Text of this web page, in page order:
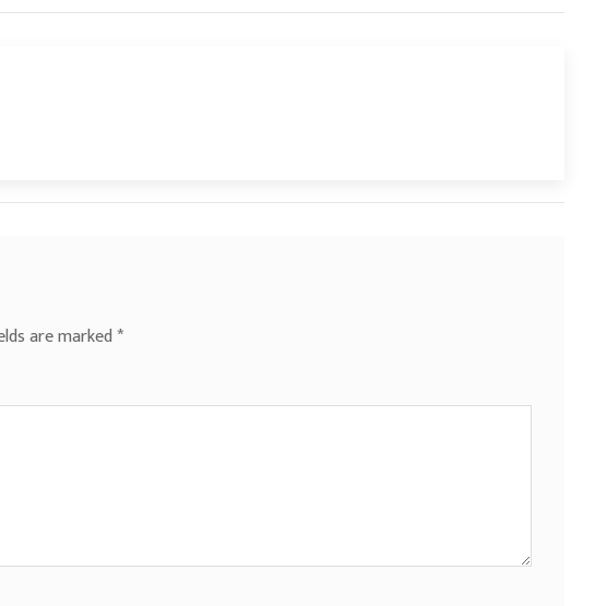
are marked*